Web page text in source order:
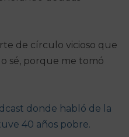
de círculo vicioso que
sé, porque me tomó
donde habló de la
40 años pobre.